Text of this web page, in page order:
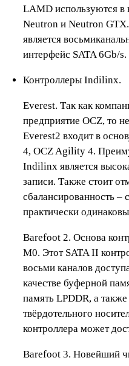
LAMD используются в
Neutron и Neutron
является
интерфейс SATA 6Gb/s.
Контроллеры Indilinx.
Everest. Так как
предприятие OCZ, то
Everest2 входит в
4, OCZ Agility 4.
Indilinx является
записи. Также стоит
сбалансированность –
практически
Barefoot 2. Основа
M0. Этот SATA II
восьми каналов
качестве буферной
память LPDDR, а
твёрдотельного
контроллера может
Barefoot 3. Новейший